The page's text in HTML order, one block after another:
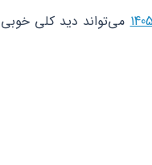
می‌تواند دید کلی خوبی